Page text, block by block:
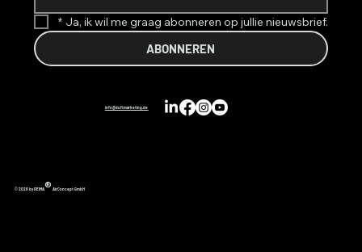
* Ja, ik wil me graag abonneren op jullie nieuwsbrief.
ABONNEREN
info@duftmarketing.de
© 2026 by REIMA® AirConcept GmbH